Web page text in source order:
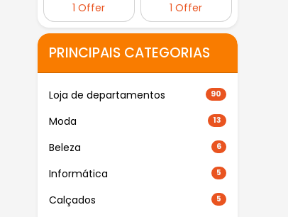
1 Offer 1 Offer
PRINCIPAIS CATEGORIAS
Loja de departamentos 90
Moda 13
Beleza 6
Informática 5
Calçados 5